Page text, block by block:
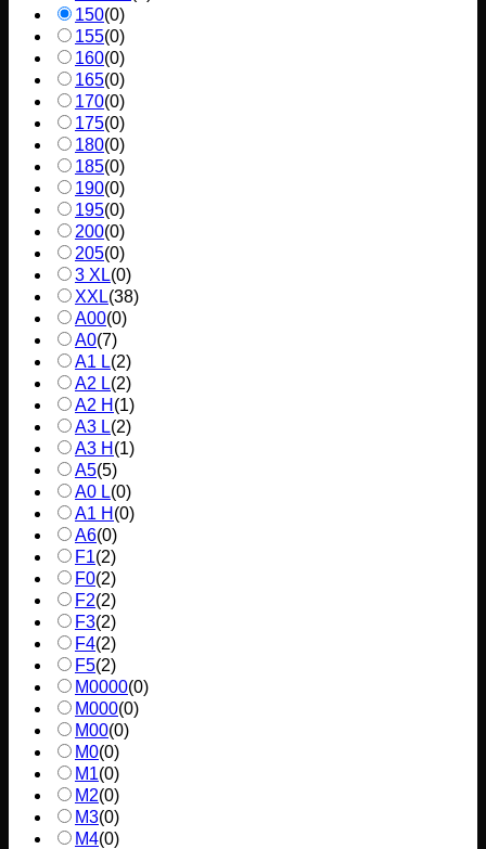
150(0)
155(0)
160(0)
165(0)
170(0)
175(0)
180(0)
185(0)
190(0)
195(0)
200(0)
205(0)
3 XL(0)
XXL(38)
A00(0)
A0(7)
A1 L(2)
A2 L(2)
A2 H (1)
A3 L(2)
A3 H (1)
A5(5)
A0 L(0)
A1 H (0)
A6(0)
F1(2)
F0(2)
F2(2)
F3(2)
F4(2)
F5(2)
M0000(0)
M000(0)
M00(0)
M0(0)
M1(0)
M2(0)
M3(0)
M4(0)